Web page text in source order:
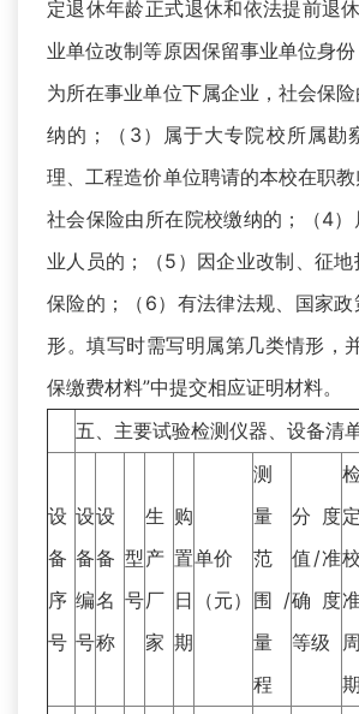
定退休年龄正式退休和依法提前退
业单位改制等原因保留事业单位身
为所在事业单位下属企业，社会保
纳的；（3）属于大专院校所属勘
理、工程造价单位聘请的本校在职教
社会保险由所在院校缴纳的；（4
业人员的；（5）因企业改制、征
保险的；（6）有法律法规、国家
形。填写时需写明属第几类情形，
保缴费材料”中提交相应证明材料。
五、主要试验检测仪器、设备清
设
备
序
号
设
备
编
号
设
备
名
称
型
号
生
产
厂
家
购
置
日
期
单价
（元）
测
量
范
围/
量
程
分度
值/准
确度
等级
检
校
周
期